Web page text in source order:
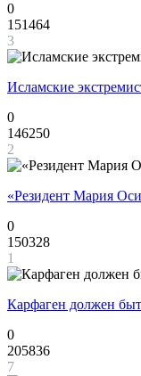
0
151464
3
Исламские
0
146250
2
«Резидент Мария
0
150328
1
Карфаген должен
0
205836
7